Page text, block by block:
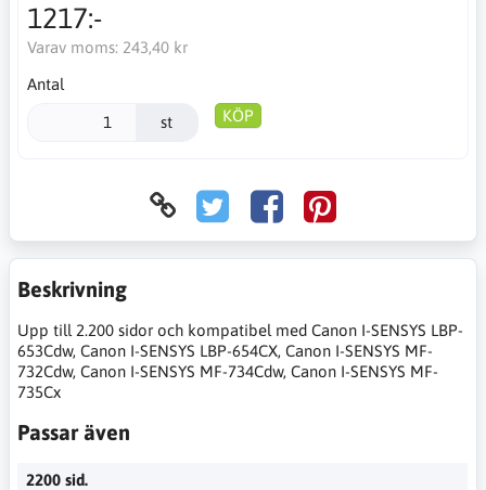
1217:-
Varav moms: 243,40 kr
Antal
st KÖP
Beskrivning
Upp till 2.200 sidor och kompatibel med Canon I-SENSYS LBP-
653Cdw, Canon I-SENSYS LBP-654CX, Canon I-SENSYS MF-
732Cdw, Canon I-SENSYS MF-734Cdw, Canon I-SENSYS MF-
735Cx
Passar även
2200 sid.